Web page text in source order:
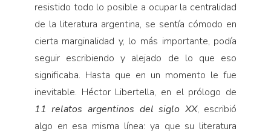
resistido todo lo posible a ocupar la centralidad
de la literatura argentina, se sentía cómodo en
cierta marginalidad y, lo más importante, podía
seguir escribiendo y alejado de lo que eso
significaba. Hasta que en un momento le fue
inevitable. Héctor Libertella, en el prólogo de
11 relatos argentinos del siglo XX, escribió
algo en esa misma línea: ya que su literatura